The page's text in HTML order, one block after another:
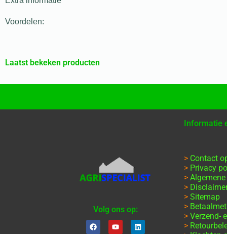
Voordelen:
Laatst bekeken producten
Volg ons op:
Informatie
> Contact
> Privacy
>
>
>Sitemap
>
>Verzend-
>